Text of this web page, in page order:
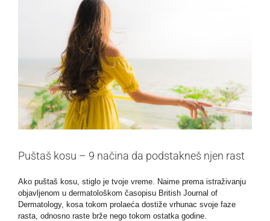
Puštaš kosu – 9 načina da podstakneš njen rast
Ako puštaš kosu, stiglo je tvoje vreme. Naime prema istraživanju
objavljenom u dermatološkom časopisu British Journal of
Dermatology, kosa tokom prolaeća dostiže vrhunac svoje faze
rasta, odnosno raste brže nego tokom ostatka godine.